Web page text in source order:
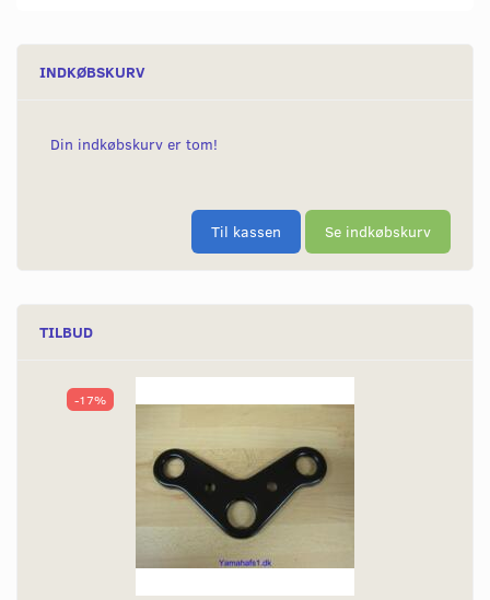
INDKØBSKURV
Din indkøbskurv er tom!
Til kassen Se indkøbskurv
TILBUD
-17%